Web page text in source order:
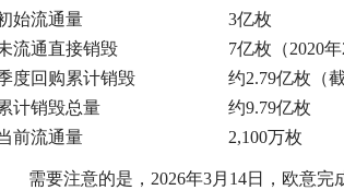
始流通量
3亿枚
流通直接销毁
7亿枚（2020年
度回购累计销毁
约2.79亿枚（
计销毁总量
约9.79亿枚
前流通量
2,100万枚
需要注意的是，2026年3月14日，欧意